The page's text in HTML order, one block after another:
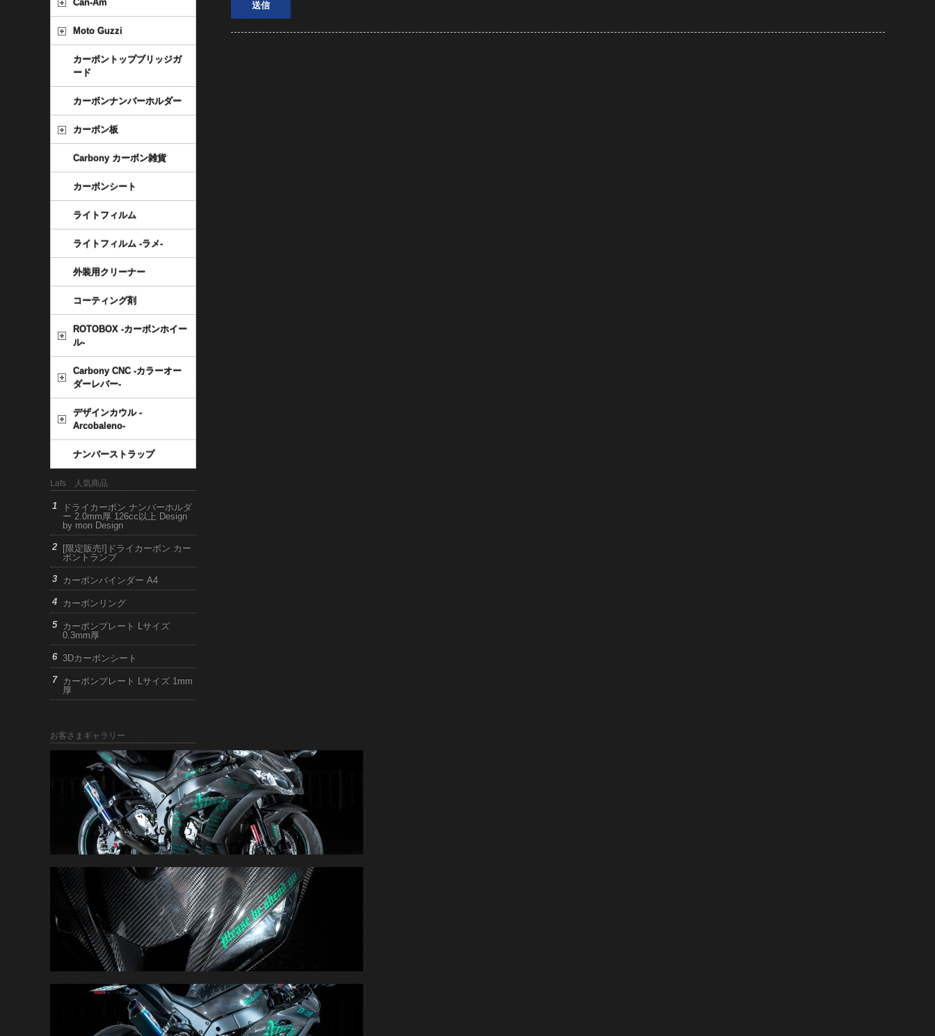
Can-Am
Moto Guzzi
カーボントップブリッジガ
ード
カーボンナンバーホルダー
カーボン板
Carbony カーボン雑貨
カーボンシート
ライトフィルム
ライトフィルム -ラメ-
外装用クリーナー
コーティング剤
ROTOBOX -カーボンホイー
ル-
Carbony CNC -カラーオー
ダーレバー-
デザインカウル -
Arcobaleno-
ナンバーストラップ
Lafs 人気商品
ドライカーボン ナンバーホルダ
ー 2.0mm厚 126cc以上 Design
by mon Design
[限定販売!]ドライカーボン カー
ボントランプ
カーボンバインダー A4
カーボンリング
カーボンプレート Lサイズ
0.3mm厚
3Dカーボンシート
カーボンプレート Lサイズ 1mm
厚
お客さまギャラリー